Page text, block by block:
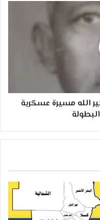
الله مسيرة عسكرية